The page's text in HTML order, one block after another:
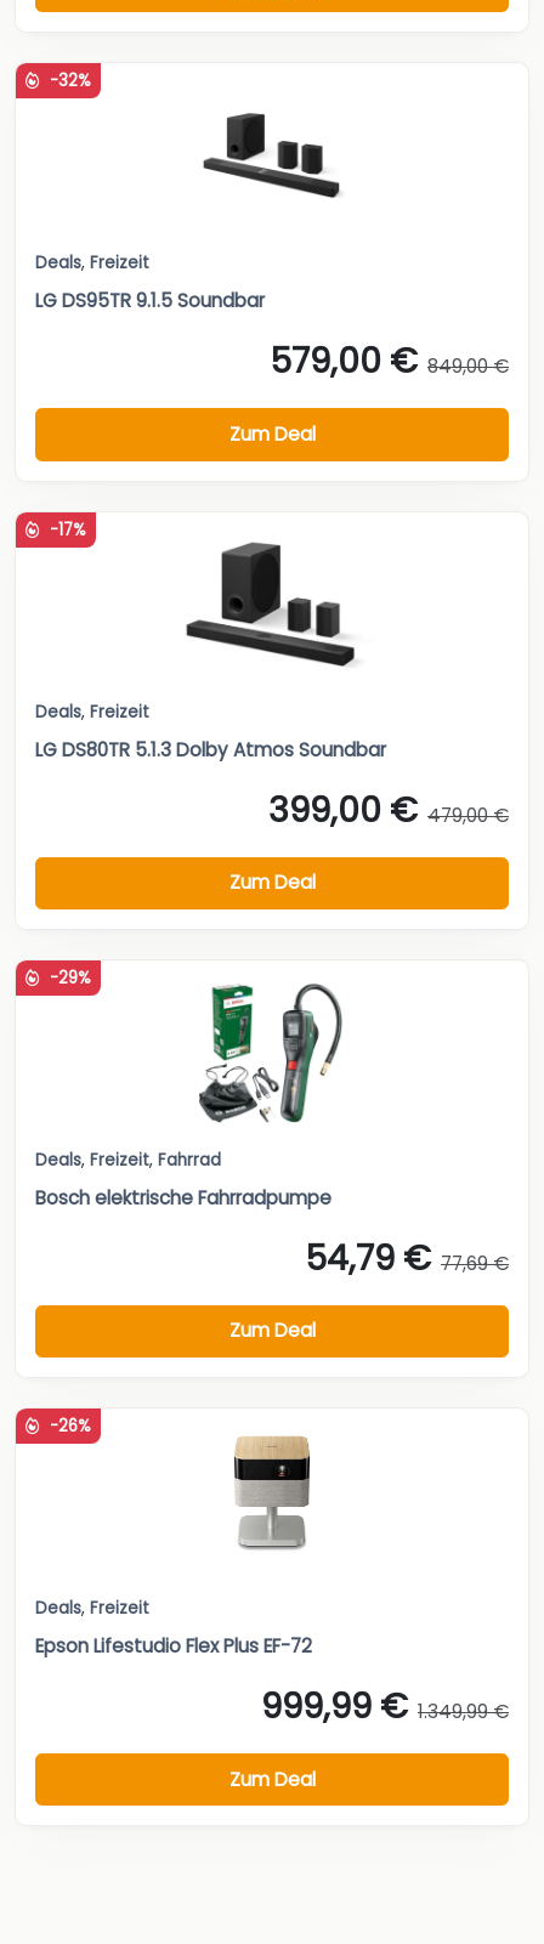
-32%
Deals, Freizeit
LG DS95TR 9.1.5 Soundbar
579,00 € 849,00 €
Zum Deal
-17%
Deals, Freizeit
LG DS80TR 5.1.3 Dolby Atmos Soundbar
399,00 € 479,00 €
Zum Deal
-29%
Deals, Freizeit, Fahrrad
Bosch elektrische Fahrradpumpe
54,79 € 77,69 €
Zum Deal
-26%
Deals, Freizeit
Epson Lifestudio Flex Plus EF-72
999,99 € 1.349,99 €
Zum Deal